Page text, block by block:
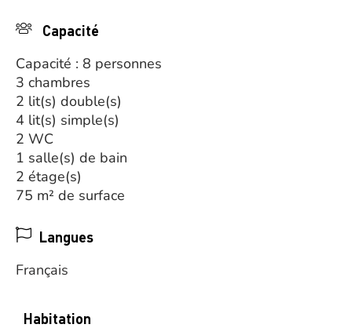
Capacité
Capacité : 8 personnes
3 chambres
2 lit(s) double(s)
4 lit(s) simple(s)
2 WC
1 salle(s) de bain
2 étage(s)
75 m² de surface
Langues
Français
Habitation